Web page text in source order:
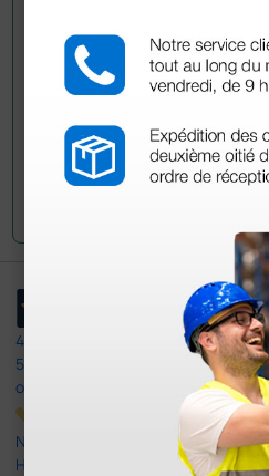
4,4
597
opiniones
Nuestras reseñas de 4 y 5 estrellas.
Haga clic aquí para leerlos todos >